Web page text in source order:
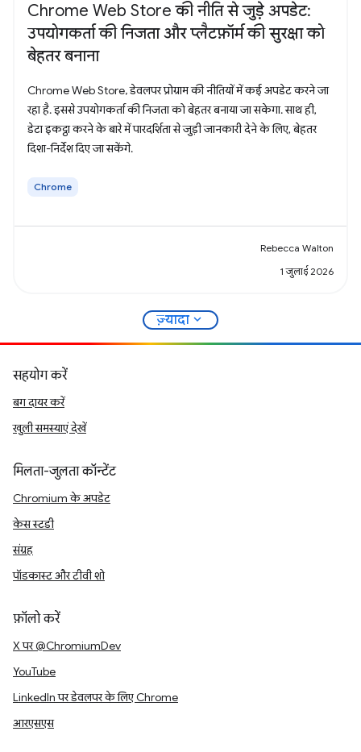
Chrome Web Store की नीति से जुड़े अपडेट:
उपयोगकर्ता की निजता और प्लैटफ़ॉर्म की सुरक्षा को
बेहतर बनाना
Chrome Web Store, डेवलपर प्रोग्राम की नीतियों में कई अपडेट करने जा
रहा है. इससे उपयोगकर्ता की निजता को बेहतर बनाया जा सकेगा. साथ ही,
डेटा इकट्ठा करने के बारे में पारदर्शिता से जुड़ी जानकारी देने के लिए, बेहतर
दिशा-निर्देश दिए जा सकेंगे.
Chrome
Rebecca Walton
1 जुलाई 2026
ज़्यादा expand_more
सहयोग करें
बग दायर करें
खुली समस्याएं देखें
मिलता-जुलता कॉन्टेंट
Chromium के अपडेट
केस स्टडी
संग्रह
पॉडकास्ट और टीवी शो
फ़ॉलो करें
X पर @ChromiumDev
YouTube
LinkedIn पर डेवलपर के लिए Chrome
आरएसएस